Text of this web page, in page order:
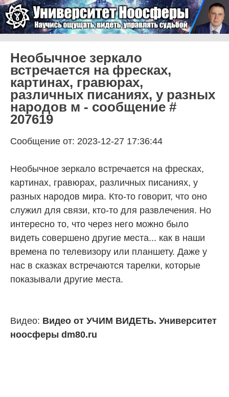
Университет Ноосферы
Необычное зеркало
встречается на фресках,
картинах, гравюрах,
различных писаниях, у разных
народов м - сообщение #
207619
Сообщение от: 2023-12-27 17:36:44
Необычное зеркало встречается на фресках,
картинах, гравюрах, различных писаниях, у
разных народов мира. Кто-то говорит, что оно
служил для связи, кто-то для развлечения. Но
интересно то, что через него можно было
видеть совершено другие места... как в наши
времена по телевизору или планшету. Даже у
нас в сказках встречаются тарелки, которые
показывали другие места.
Видео: Видео от УЧИМ ВИДЕТЬ. Университет
ноосферы dm80.ru